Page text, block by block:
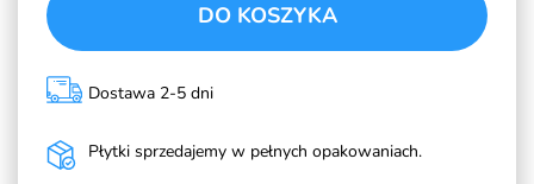
DO KOSZYKA
Dostawa 2-5 dni
Płytki sprzedajemy w pełnych opakowaniach.